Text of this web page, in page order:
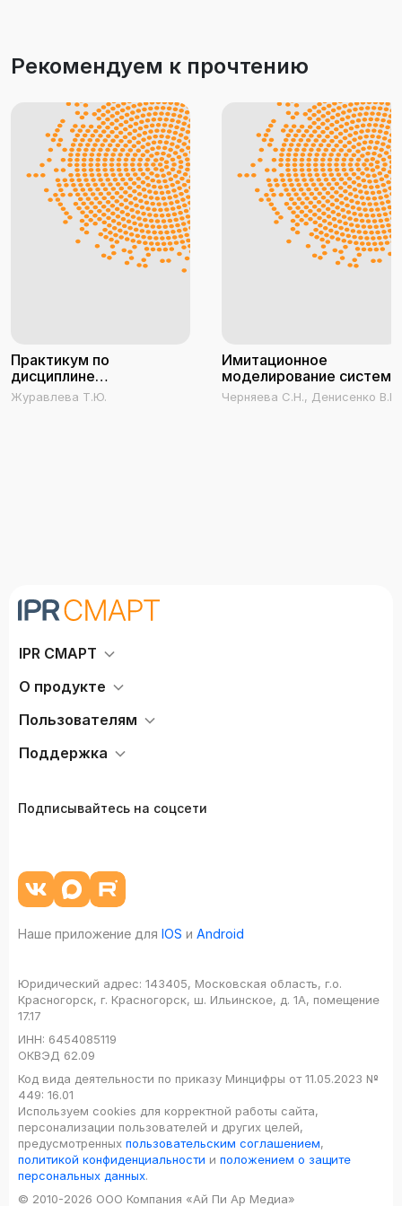
Рекомендуем к прочтению
Практикум по
дисциплине
«Имитационное
моделирование»
Журавлева Т.Ю.
Имитационное
моделирование систем
Черняева С.Н., Денисенко В.В.
IPR СМАРТ
О продукте
Пользователям
Поддержка
Подписывайтесь на соцсети
Наше приложение для IOS и Android
Юридический адрес: 143405, Московская область, г.о.
Красногорск, г. Красногорск, ш. Ильинское, д. 1А, помещение
17.17
ИНН: 6454085119
ОКВЭД 62.09
Код вида деятельности по приказу Минцифры от 11.05.2023 №
449: 16.01
Используем cookies для корректной работы сайта,
персонализации пользователей и других целей,
предусмотренных пользовательским соглашением,
политикой конфиденциальности и положением о защите
персональных данных.
© 2010-2026 ООО Компания «Ай Пи Ар Медиа»